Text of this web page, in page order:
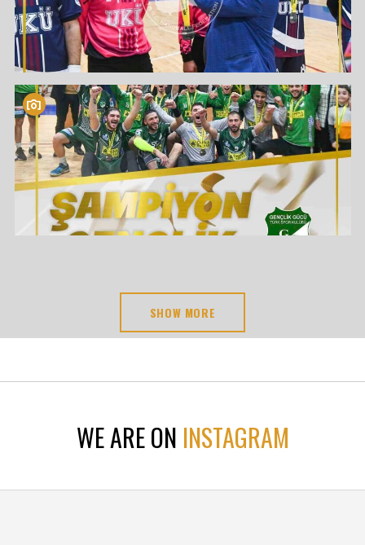
SHOW MORE
WE ARE ON INSTAGRAM